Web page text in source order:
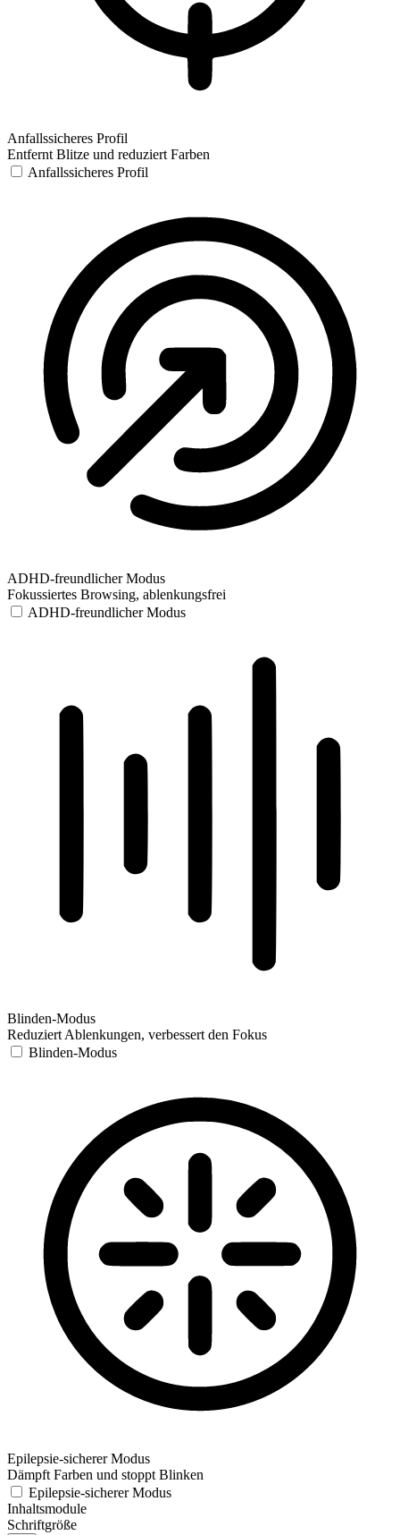
Anfallssicheres Profil
Entfernt Blitze und reduziert Farben
Anfallssicheres Profil
ADHD-freundlicher Modus
Fokussiertes Browsing, ablenkungsfrei
ADHD-freundlicher Modus
Blinden-Modus
Reduziert Ablenkungen, verbessert den Fokus
Blinden-Modus
Epilepsie-sicherer Modus
Dämpft Farben und stoppt Blinken
Epilepsie-sicherer Modus
Inhaltsmodule
Schriftgröße